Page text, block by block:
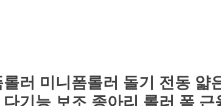
러 미니폼롤러 돌기 전동 얇
기능 보조 종아리 롤러 폼